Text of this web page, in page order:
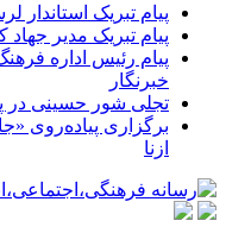
پیام تبریک استاندار
پیام تبریک مدیر
پیام رئیس اداره
خبرنگار
تجلی شور حسینی در
برگزاری پیاده‌روی
ازنا